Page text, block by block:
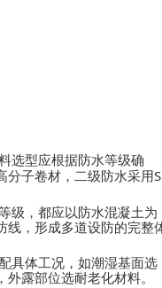
选型应根据防水等级确
分子卷材，二级防水采用
级，都应以防水混凝土为
线，形成多道设防的完整
具体工况，如潮湿基面选
露部位选耐老化材料。